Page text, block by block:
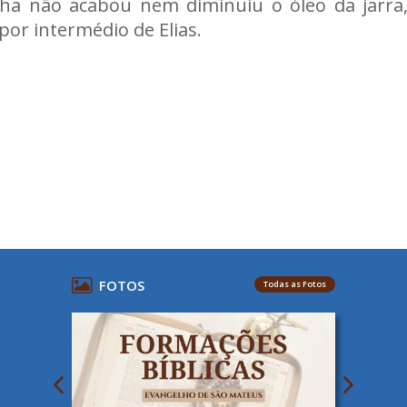
não acabou nem diminuiu o óleo da jarra,
intermédio de Elias.
FOTOS Todas as Fotos